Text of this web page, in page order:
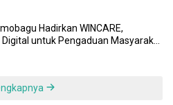
Hadirkan WINCARE,
untuk Pengaduan Masyarakat